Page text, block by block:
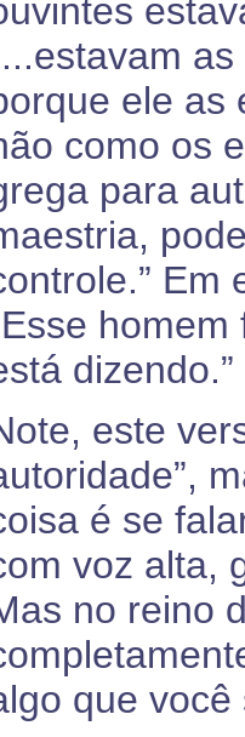
ele as
como os
para
Em
dizendo.”
este
é se
voz alta,
no reino
que